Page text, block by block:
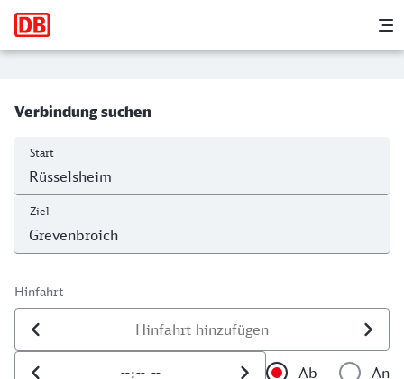
Hauptnavigation
Verbindung suchen
Start
Ziel
Hinfahrt
Datum der Hinfahrt
Uhrzeit der Hinfahrt
Ab
An